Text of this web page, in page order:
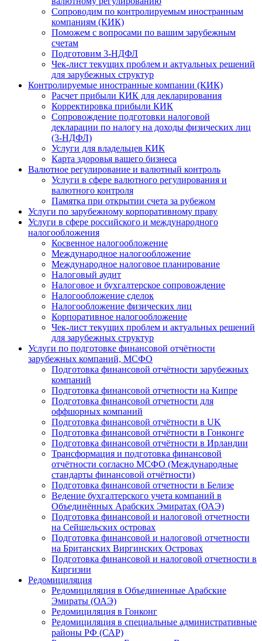
Сопроводим по контролируемым иностранным
компаниям (КИК)
Поможем с вопросами по вашим зарубежным
счетам
Подготовим 3-НДФЛ
Чек-лист текущих проблем и актуальных решений
для зарубежных структур
Контролируемые иностранные компании (КИК)
Расчет прибыли КИК для декларирования
Корректировка прибыли КИК
Сопровождение подготовки налоговой
декларации по налогу на доходы физических лиц
(3-НДФЛ)
Услуги для владельцев КИК
Карта здоровья вашего бизнеса
Валютное регулирование и валютный контроль
Услуги в сфере валютного регулирования и
валютного контроля
Памятка при открытии счета за рубежом
Услуги по зарубежному корпоративному праву
Услуги в сфере российского и международного
налогообложения
Косвенное налогообложение
Международное налогообложение
Международное налоговое планирование
Налоговый аудит
Налоговое и бухгалтерское сопровождение
Налогообложение сделок
Налогообложение физических лиц
Корпоративное налогообложение
Чек-лист текущих проблем и актуальных решений
для зарубежных структур
Услуги по подготовке финансовой отчётности
зарубежных компаний, МСФО
Подготовка финансовой отчётности зарубежных
компаний
Подготовка финансовой отчетности на Кипре
Подготовка финансовой отчетности для
оффшорных компаний
Подготовка финансовой отчётности в UK
Подготовка финансовой отчётности в Гонконге
Подготовка финансовой отчётности в Ирландии
Трансформация и подготовка финансовой
отчётности согласно МСФО (Международные
стандарты финансовой отчётности)
Подготовка финансовой отчетности в Белизе
Ведение бухгалтерского учета компаний в
Объединённых Арабских Эмиратах (ОАЭ)
Подготовка финансовой и налоговой отчетности
на Сейшельских островах
Подготовка финансовой и налоговой отчетности
на Британских Виргинских Островах
Подготовка финансовой и налоговой отчетности в
Киргизии
Редомициляция
Редомициляция в Объединенные Арабские
Эмираты (ОАЭ)
Редомициляция в Гонконг
Редомициляция в специальные административные
районы РФ (САР)